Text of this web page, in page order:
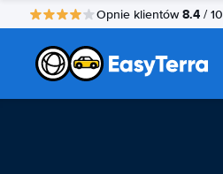
Opnie klientów8.4 / 10